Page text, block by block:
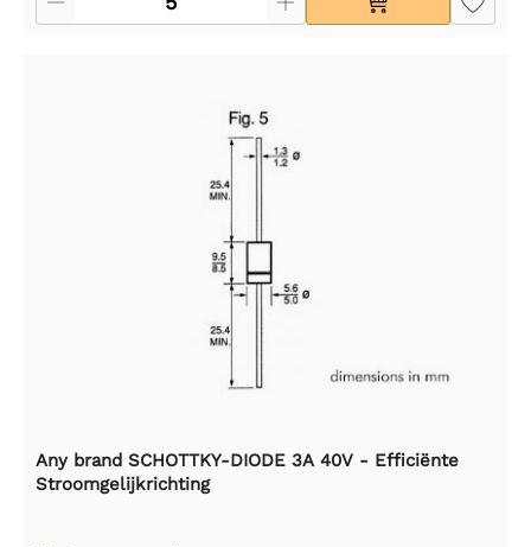
Any brand SCHOTTKY-DIODE 3A 40V - Efficiënte
Stroomgelijkrichting